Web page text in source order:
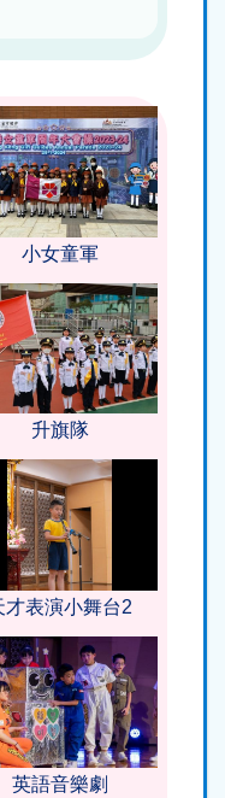
小女童軍
升旗隊
才表演小舞台2
英語音樂劇